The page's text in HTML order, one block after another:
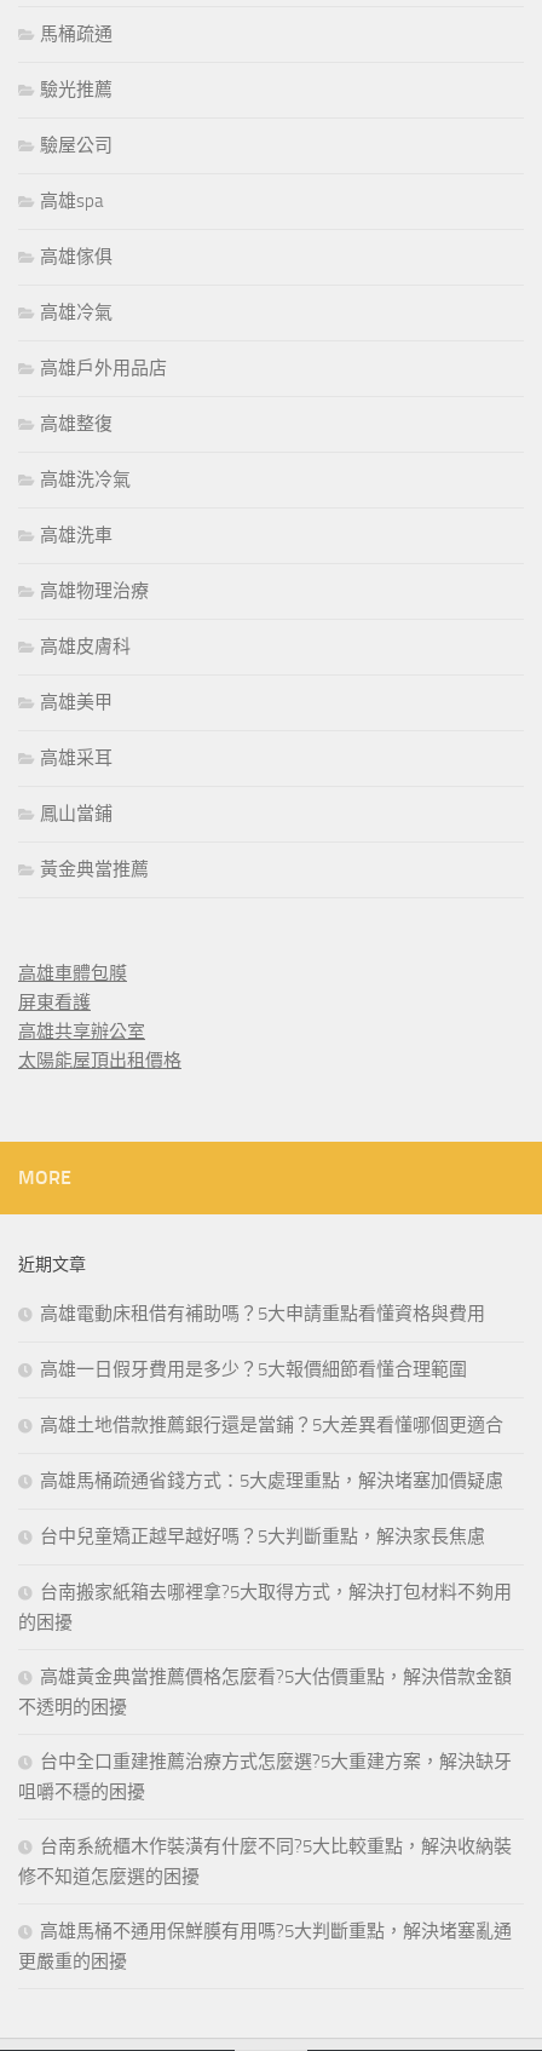
馬桶疏通
驗光推薦
驗屋公司
高雄spa
高雄傢俱
高雄冷氣
高雄戶外用品店
高雄整復
高雄洗冷氣
高雄洗車
高雄物理治療
高雄皮膚科
高雄美甲
高雄采耳
鳳山當鋪
黃金典當推薦
高雄車體包膜
屏東看護
高雄共享辦公室
太陽能屋頂出租價格
MORE
近期文章
高雄電動床租借有補助嗎？5大申請重點看懂資格與費用
高雄一日假牙費用是多少？5大報價細節看懂合理範圍
高雄土地借款推薦銀行還是當鋪？5大差異看懂哪個更適合
高雄馬桶疏通省錢方式：5大處理重點，解決堵塞加價疑慮
台中兒童矯正越早越好嗎？5大判斷重點，解決家長焦慮
台南搬家紙箱去哪裡拿?5大取得方式，解決打包材料不夠用
的困擾
高雄黃金典當推薦價格怎麼看?5大估價重點，解決借款金額
不透明的困擾
台中全口重建推薦治療方式怎麼選?5大重建方案，解決缺牙
咀嚼不穩的困擾
台南系統櫃木作裝潢有什麼不同?5大比較重點，解決收納裝
修不知道怎麼選的困擾
高雄馬桶不通用保鮮膜有用嗎?5大判斷重點，解決堵塞亂通
更嚴重的困擾